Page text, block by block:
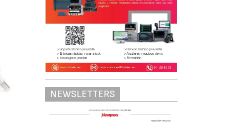
NEWSLETTERS